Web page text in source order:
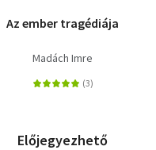
Az ember tragédiája
Madách Imre
Előjegyezhető